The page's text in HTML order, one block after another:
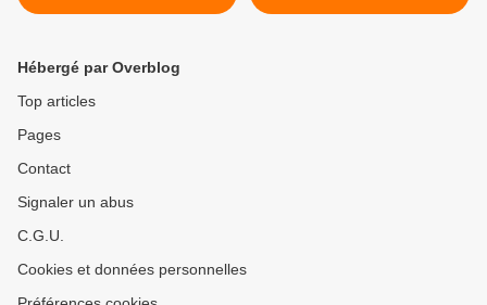
14eme
universitaire de Paris -
Hébergé par Overblog
Top articles
Pages
Contact
Signaler un abus
C.G.U.
Cookies et données personnelles